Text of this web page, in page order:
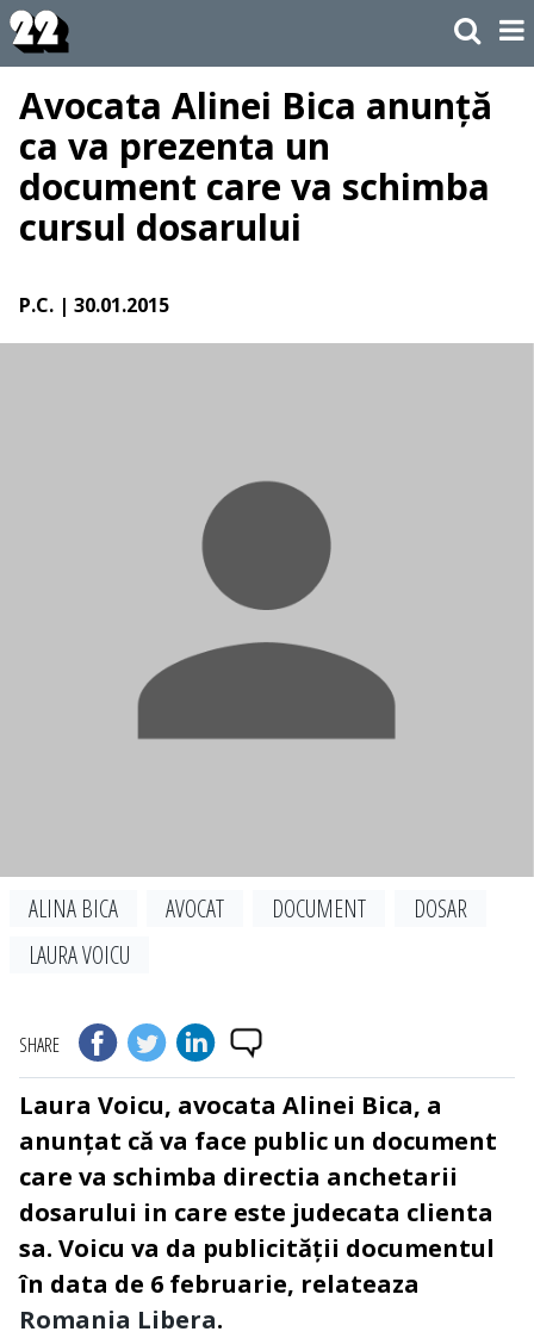
Avocata Alinei Bica anunță
ca va prezenta un
document care va schimba
cursul dosarului
P.C. | 30.01.2015
ALINA BICA AVOCAT DOCUMENT
DOSAR
LAURA VOICU
SHARE
Laura Voicu, avocata Alinei Bica, a
anunțat că va face public un document
care va schimba directia anchetarii
dosarului in care este judecata clienta
sa. Voicu va da publicității documentul
în data de 6 februarie, relateaza
Romania Libera.